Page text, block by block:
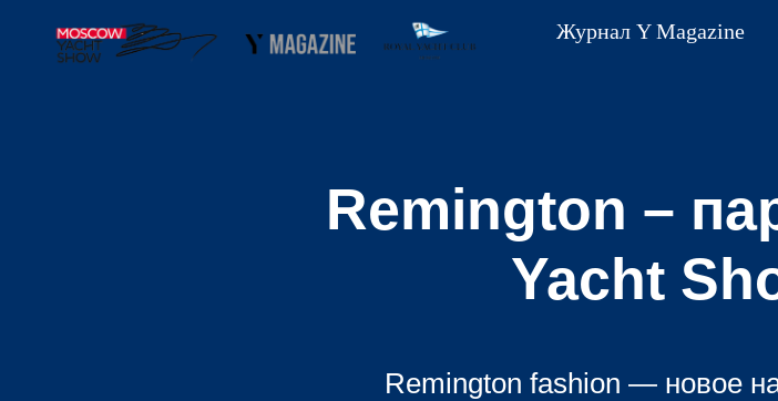
Журнал Y Magazine
Remington –
Yacht
Remington fashion — новое